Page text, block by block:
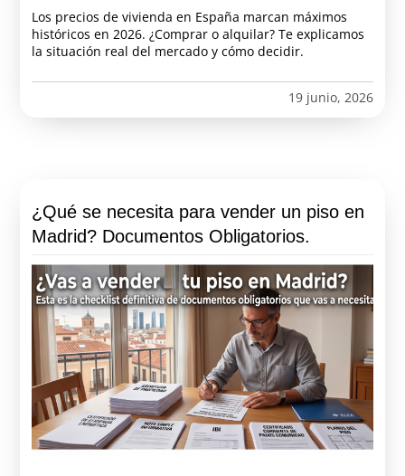
Los precios de vivienda en España marcan máximos
históricos en 2026. ¿Comprar o alquilar? Te explicamos
la situación real del mercado y cómo decidir.
19 junio, 2026
¿Qué se necesita para vender un piso en
Madrid? Documentos Obligatorios.